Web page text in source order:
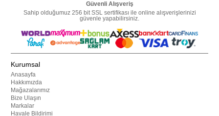
Güvenli Alışveriş
Sahip olduğumuz 256 bit SSL sertifikası ile online alışverişlerinizi
güvenle yapabilirsiniz.
Kurumsal
Anasayfa
Hakkımızda
Mağazalarımız
Bize Ulaşın
Markalar
Havale Bildirimi